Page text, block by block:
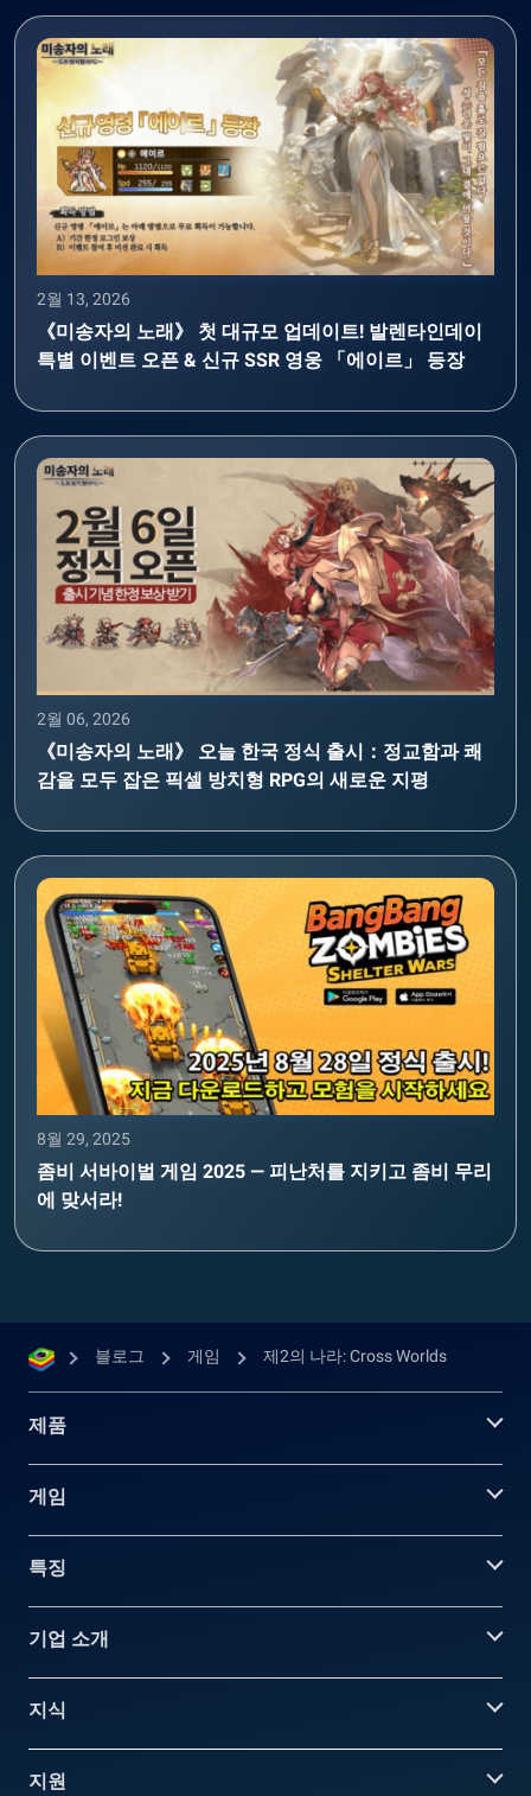
2월 13, 2026
《미송자의 노래》 첫 대규모 업데이트! 발렌타인데이
특별 이벤트 오픈 & 신규 SSR 영웅 「에이르」 등장
2월 06, 2026
《미송자의 노래》 오늘 한국 정식 출시：정교함과 쾌
감을 모두 잡은 픽셀 방치형 RPG의 새로운 지평
8월 29, 2025
좀비 서바이벌 게임 2025 — 피난처를 지키고 좀비 무리
에 맞서라!
블로그 게임 제2의 나라: Cross Worlds
제품
게임
특징
기업 소개
지식
지원